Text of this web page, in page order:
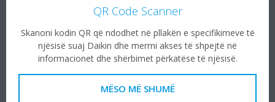
QR Code Scanner
Skanoni kodin QR që ndodhet në pllakën e specifikimeve të
njësisë suaj Daikin dhe merrni akses të shpejtë në
informacionet dhe shërbimet përkatëse të njësisë.
MËSO MË SHUMË